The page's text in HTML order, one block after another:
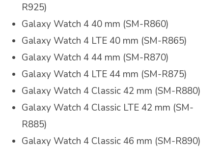
R925)
Galaxy Watch 4 40 mm (SM-R860)
Galaxy Watch 4 LTE 40 mm (SM-R865)
Galaxy Watch 4 44 mm (SM-R870)
Galaxy Watch 4 LTE 44 mm (SM-R875)
Galaxy Watch 4 Classic 42 mm (SM-R880)
Galaxy Watch 4 Classic LTE 42 mm (SM-
R885)
Galaxy Watch 4 Classic 46 mm (SM-R890)